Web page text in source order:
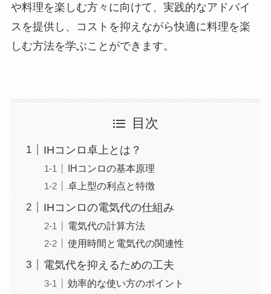
や料理を楽しむ方々に向けて、実践的なアドバイ
スを提供し、コストを抑えながら快適に料理を楽
しむ方法を学ぶことができます。
目次
IHコンロ卓上とは？
IHコンロの基本原理
卓上型の利点と特徴
IHコンロの電気代の仕組み
電気代の計算方法
使用時間と電気代の関連性
電気代を抑えるための工夫
効率的な使い方のポイント